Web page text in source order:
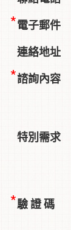
電子郵件
連絡地址
諮詢內容
特別需求
驗 證 碼